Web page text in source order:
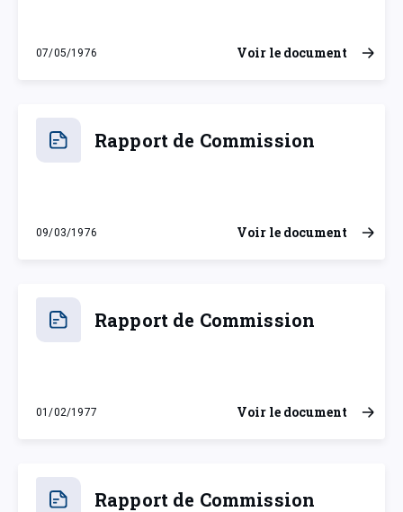
07/05/1976
vendredi 7 mai 1976
Voir le document
Rapport de Commission
09/03/1976
mardi 9 mars 1976
Voir le document
Rapport de Commission
01/02/1977
mardi 1 février 1977
Voir le document
Rapport de Commission